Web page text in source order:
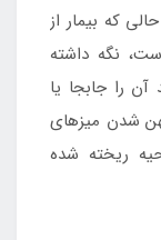
که بیمار از
نگه داشته
را جابجا یا
شدن میزهای
ریخته شده